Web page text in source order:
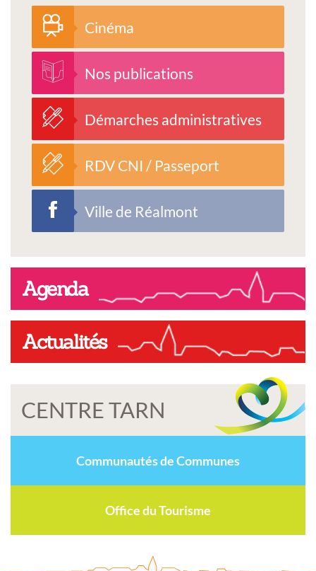
Cinéma
Nos publications
Démarches administratives
RDV CNI / Passeport
Ville de Réalmont
Agenda
Actualités
CENTRE TARN
Communautés de Communes
Office du Tourisme